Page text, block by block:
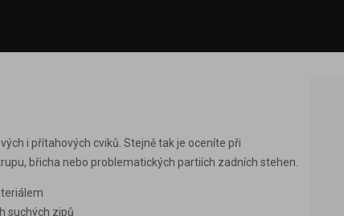
i přítahových cviků. Stejně tak je oceníte při
břicha nebo problematických partiích zadních stehen.
suchých zipů